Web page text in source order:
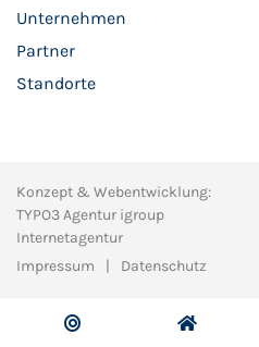
Unternehmen
Partner
Standorte
Konzept & Webentwicklung:
TYPO3 Agentur igroup
Internetagentur
Impressum
Datenschutz